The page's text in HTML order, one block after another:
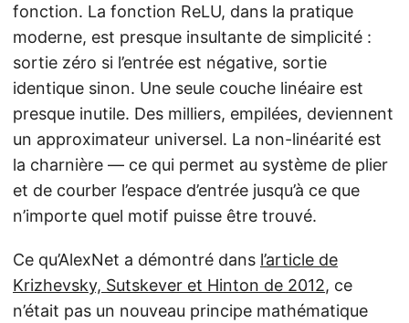
fonction. La fonction ReLU, dans la pratique
moderne, est presque insultante de simplicité :
sortie zéro si l’entrée est négative, sortie
identique sinon. Une seule couche linéaire est
presque inutile. Des milliers, empilées, deviennent
un approximateur universel. La non-linéarité est
la charnière — ce qui permet au système de plier
et de courber l’espace d’entrée jusqu’à ce que
n’importe quel motif puisse être trouvé.
Ce qu’AlexNet a démontré dans l’article de
Krizhevsky, Sutskever et Hinton de 2012, ce
n’était pas un nouveau principe mathématique